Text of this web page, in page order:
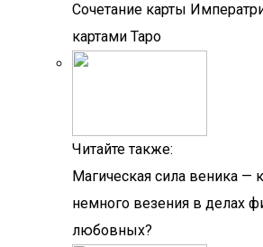
Сочетание карты
картами Таро
Читайте также:
Магическая сила веника —
немного везения в делах
любовных?